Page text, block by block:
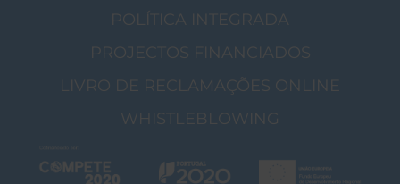
POLÍTICA INTEGRADA
PROJECTOS FINANCIADOS
LIVRO DE RECLAMAÇÕES ONLINE
WHISTLEBLOWING